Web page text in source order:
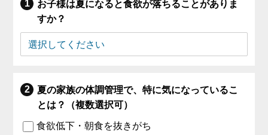
お子様は夏になると食欲が落ちることがありま
すか？
夏の家族の体調管理で、特に気になっているこ
とは？（複数選択可）
食欲低下・朝食を抜きがち